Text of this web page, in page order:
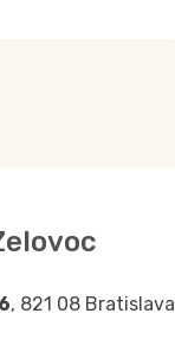
, 821 08 Bratislava